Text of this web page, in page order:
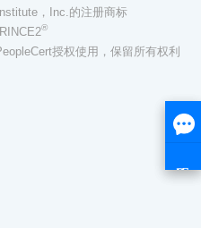
，Inc.的注册商标
®
授权使用，保留所有权利